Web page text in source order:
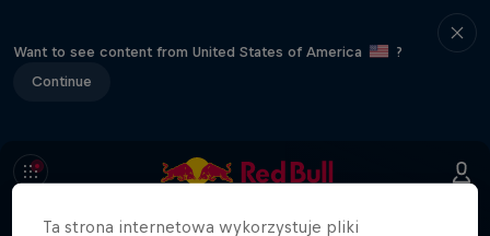
Want to see content from United States of America
?
Continue
Ta strona internetowa wykorzystuje pliki